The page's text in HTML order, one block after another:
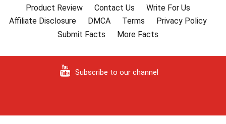
Product Review
Contact Us
Write For Us
Affiliate Disclosure
DMCA Terms
Privacy Policy
Submit Facts
More Facts
Subscribe to our channel